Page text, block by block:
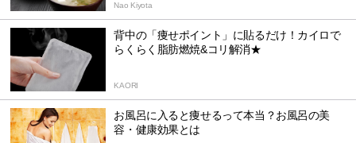
Nao Kiyota
背中の「痩せポイント」に貼るだけ！カイロで
らくらく脂肪燃焼&コリ解消★
KAORI
お風呂に入ると痩せるって本当？お風呂の美
容・健康効果とは